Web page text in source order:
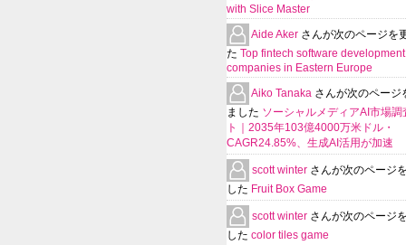
with Slice Master
Aide Aker さんが次のページを
た Top fintech software development
companies in Eastern Europe
Aiko Tanaka さんが次のページ
ました ソーシャルメディアAI市場調
ト｜2035年103億4000万米ドル・
CAGR24.85%、生成AI活用が加速
scott winter さんが次のページ
した Fruit Box Game
scott winter さんが次のページ
した color tiles game